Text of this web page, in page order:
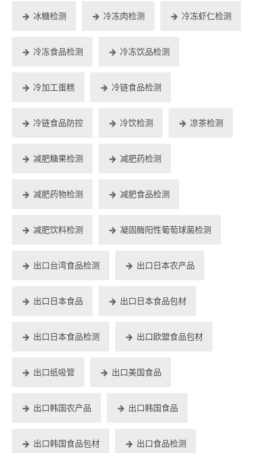
冰糖检测 冷冻肉检测 冷冻虾仁检测
冷冻食品检测 冷冻饮品检测
冷加工蛋糕 冷链食品检测
冷链食品防控 冷饮检测 凉茶检测
减肥糖果检测 减肥药检测
减肥药物检测 减肥食品检测
减肥饮料检测 凝固酶阳性葡萄球菌检测
出口台湾食品检测 出口日本农产品
出口日本食品 出口日本食品包材
出口日本食品检测 出口欧盟食品包材
出口纸吸管 出口美国食品
出口韩国农产品 出口韩国食品
出口韩国食品包材 出口食品检测